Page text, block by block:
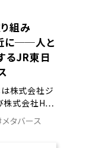
組み
に──人と
るJR東日
株式会社ジ
株式会社H…
タバース